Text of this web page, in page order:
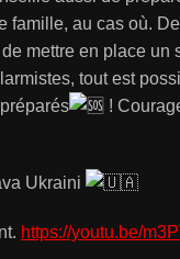
famille, au cas où.
mettre en place un
tout est
!
Ukraini
https://youtu.be/